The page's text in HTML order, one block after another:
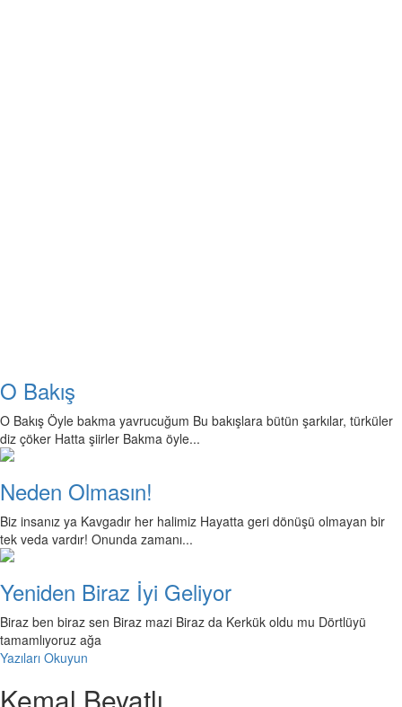
O Bakış
O Bakış Öyle bakma yavrucuğum Bu bakışlara bütün şarkılar, türküler
diz çöker Hatta şiirler Bakma öyle...
Neden Olmasın!
Biz insanız ya Kavgadır her halimiz Hayatta geri dönüşü olmayan bir
tek veda vardır! Onunda zamanı...
Yeniden Biraz İyi Geliyor
Biraz ben biraz sen Biraz mazi Biraz da Kerkük oldu mu Dörtlüyü
tamamlıyoruz ağa
Yazıları Okuyun
Kemal Beyatlı